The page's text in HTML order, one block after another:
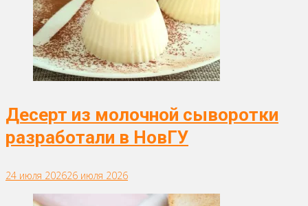
Десерт из молочной сыворотки
разработали в НовГУ
24 июля 202626 июля 2026